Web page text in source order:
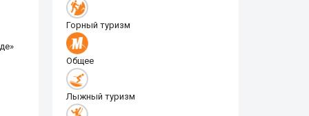
Горный туризм
Общее
Лыжный туризм